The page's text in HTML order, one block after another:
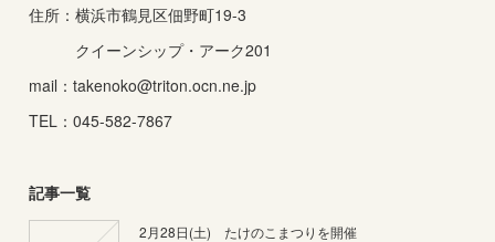
住所：横浜市鶴見区佃野町19-3
クイーンシップ・アーク201
mail：takenoko@triton.ocn.ne.jp
TEL：045-582-7867
記事一覧
2月28日(土) たけのこまつりを開催